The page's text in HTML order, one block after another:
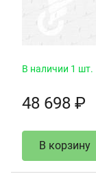
В наличии 1 шт.
48 698 ₽
В корзину